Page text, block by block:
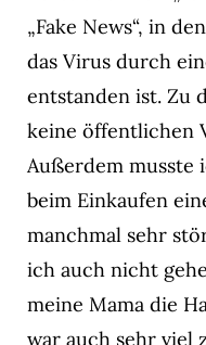
„Fake News“, in
das Virus durch
entstanden ist. Zu
keine öffentlichen
Außerdem musste
beim Einkaufen
manchmal sehr
ich auch nicht
meine Mama die
war auch sehr viel